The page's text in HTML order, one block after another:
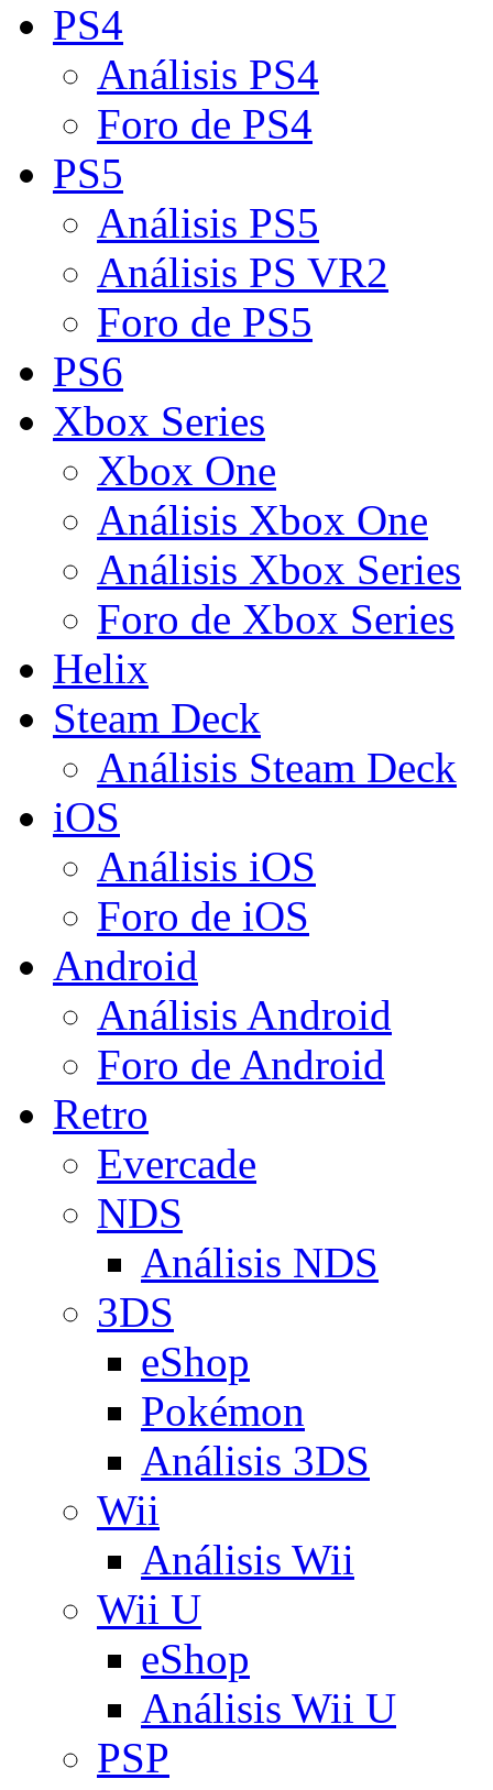
PS4
Análisis PS4
Foro de PS4
PS5
Análisis PS5
Análisis PS VR2
Foro de PS5
PS6
Xbox Series
Xbox One
Análisis Xbox One
Análisis Xbox Series
Foro de Xbox Series
Helix
Steam Deck
Análisis Steam Deck
iOS
Análisis iOS
Foro de iOS
Android
Análisis Android
Foro de Android
Retro
Evercade
NDS
Análisis NDS
3DS
eShop
Pokémon
Análisis 3DS
Wii
Análisis Wii
Wii U
eShop
Análisis Wii U
PSP